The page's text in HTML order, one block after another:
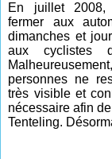
En juillet
fermer aux
dimanches et
aux cyclistes
personnes ne
très visible et
nécessaire afin
Tenteling.